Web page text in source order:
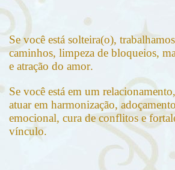
Se você está solteira(o),
caminhos, limpeza de bloqueios,
e atração do amor.
Se você está em um
atuar em harmonização,
emocional, cura de conflitos e
vínculo.